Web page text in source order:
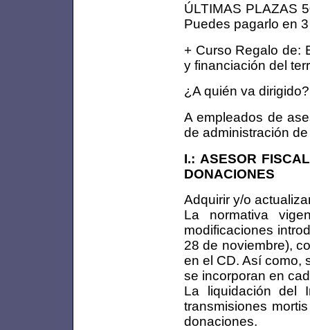
ÚLTIMAS PLAZAS
Puedes pagarlo en
+ Curso Regalo de:
y financiación del
¿A quién va dirigido?
A empleados de
de administración
I.: ASESOR
DONACIONES
Adquirir y/o
La normativa
modificaciones
28 de noviembre),
en el CD. Así como,
se incorporan en
La liquidación del
transmisiones
donaciones.